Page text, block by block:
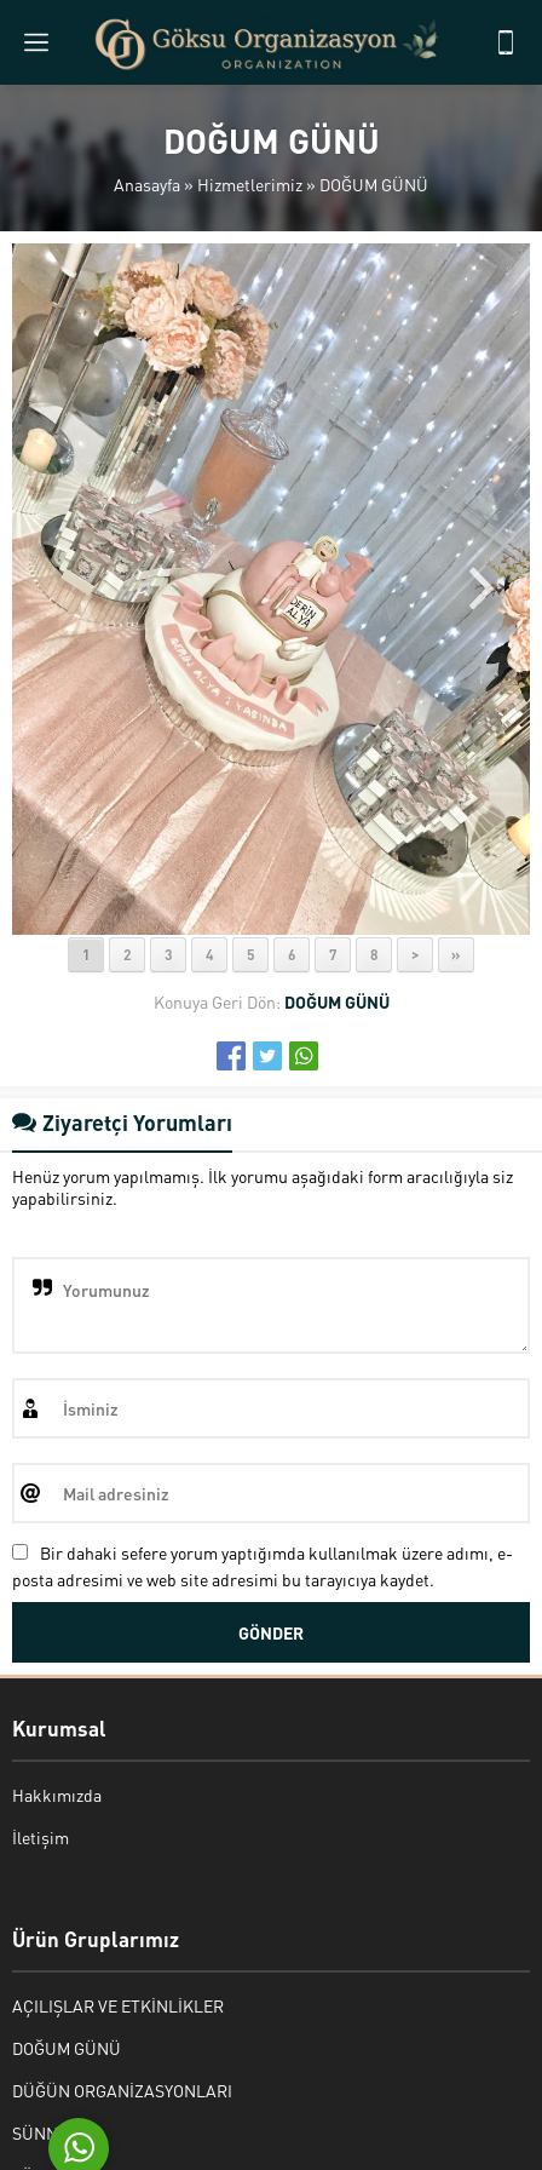
DOĞUM GÜNÜ
Anasayfa »Hizmetlerimiz » DOĞUM GÜNÜ
1 2 3 4 5 6 7 8 > »
Konuya Geri Dön: DOĞUM GÜNÜ
Ziyaretçi Yorumları
Henüz yorum yapılmamış. İlk yorumu aşağıdaki form aracılığıyla siz
yapabilirsiniz.
Bir dahaki sefere yorum yaptığımda kullanılmak üzere adımı, e-
posta adresimi ve web site adresimi bu tarayıcıya kaydet.
Kurumsal
Hakkımızda
İletişim
Ürün Gruplarımız
AÇILIŞLAR VE ETKİNLİKLER
DOĞUM GÜNÜ
DÜĞÜN ORGANİZASYONLARI
SÜNNET